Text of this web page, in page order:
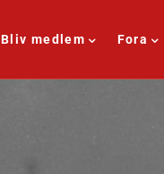
Bliv medlem Fora